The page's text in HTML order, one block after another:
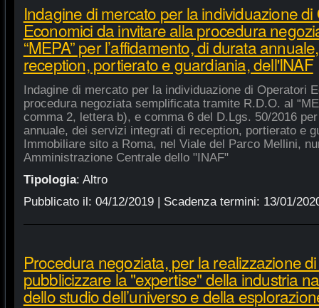
Indagine di mercato per la individuazione
Economici da invitare alla procedura
“MEPA” per l’affidamento, di durata
reception, portierato e guardiania, dell'INAF
Indagine di mercato per la individuazione di Operatori
procedura negoziata semplificata tramite R.D.O. al
comma 2, lettera b), e comma 6 del D.Lgs. 50/2016
annuale, dei servizi integrati di reception, portierato e
Immobiliare sito a Roma, nel Viale del Parco Mellini,
Amministrazione Centrale dello "INAF"
Tipologia: Altro
Pubblicato il: 04/12/2019| Scadenza termini: 13/01/
Procedura negoziata, per la realizzazione
pubblicizzare la "expertise" della industria
dello studio dell’universo e della